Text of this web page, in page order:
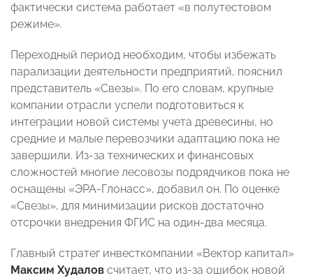
фактически система работает «в полутестовом
режиме».
Переходный период необходим, чтобы избежать
парализации деятельности предприятий, пояснил
представитель «Свезы». По его словам, крупные
компании отрасли успели подготовиться к
интеграции новой системы учета древесины, но
средние и малые перевозчики адаптацию пока не
завершили. Из-за технических и финансовых
сложностей многие лесовозы подрядчиков пока не
оснащены «ЭРА-Глонасс», добавил он. По оценке
«Свезы», для минимизации рисков достаточно
отсрочки внедрения ФГИС на один-два месяца.
Главный стратег инвесткомпании «Вектор капитал»
Максим Худалов считает, что из-за ошибок новой